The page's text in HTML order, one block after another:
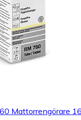
Mattorrengörare